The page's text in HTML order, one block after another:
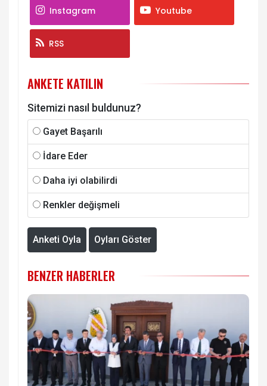
Instagram Youtube
RSS
ANKETE KATILIN
Sitemizi nasıl buldunuz?
Gayet Başarılı
İdare Eder
Daha iyi olabilirdi
Renkler değişmeli
Anketi Oyla Oyları Göster
BENZER HABERLER